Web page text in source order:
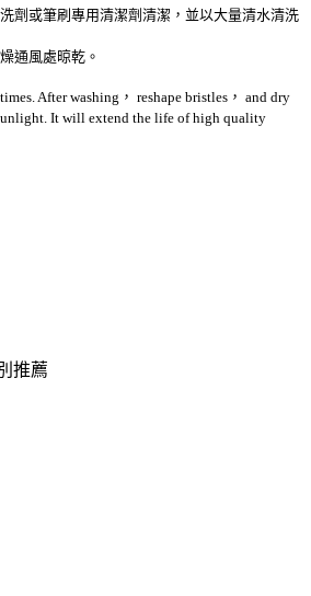
劑或筆刷專用清潔劑清潔，並以大量清水清洗
通風處晾乾。
After washing， reshape bristles， and dry
It will extend the life of high quality
推薦